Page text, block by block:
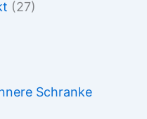
(27)
Schranke